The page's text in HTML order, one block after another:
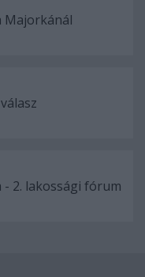
Majorkánál
- 2. lakossági fórum